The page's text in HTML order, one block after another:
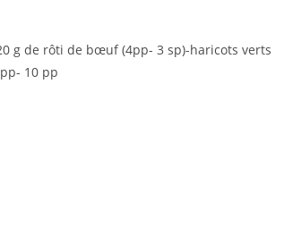
g de rôti de bœuf (4pp- 3 sp)-haricots verts
10 pp